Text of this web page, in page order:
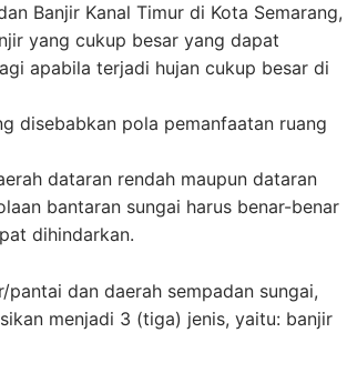
Banjir Kanal Timur di Kota Semarang,
yang cukup besar yang dapat
apabila terjadi hujan cukup besar di
disebabkan pola pemanfaatan ruang
dataran rendah maupun dataran
bantaran sungai harus benar-benar
dihindarkan.
dan daerah sempadan sungai,
menjadi 3 (tiga) jenis, yaitu: banjir